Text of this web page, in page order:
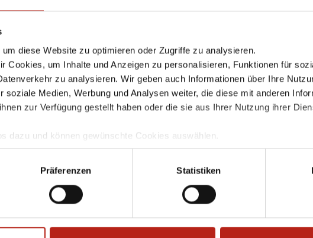
diese Website zu optimieren oder Zugriffe zu analysieren.
Cookies, um Inhalte und Anzeigen zu personalisieren, Funktionen für
zu analysieren. Wir geben auch Informationen über Ihre
soziale Medien, Werbung und Analysen weiter, die diese mit anderen
zur Verfügung gestellt haben oder die sie aus Ihrer Nutzung ihrer
dazu und können gewünschte Cookies auswählen.
und zur Speicherung Ihrer Daten finden Sie in unserer
gesetzt, wenn Sie auf "Ablehnen" klicken.
Präferenzen Statistiken
jetzt auch als Host Range und Network IP XTM:
Sie einen Kommentar
Adressse wird nicht veröffentlicht. Markierte Felder sind Pflichtfelder
E-Mail-Adresse*